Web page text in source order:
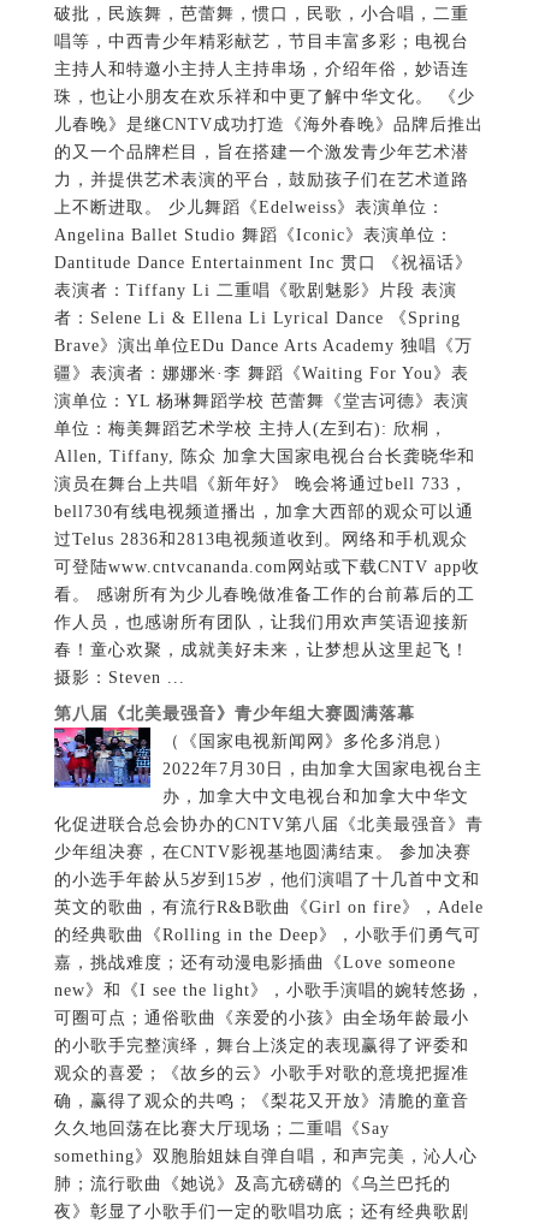
破批，民族舞，芭蕾舞，惯口，民歌，小合唱，二重
唱等，中西青少年精彩献艺，节目丰富多彩；电视台
主持人和特邀小主持人主持串场，介绍年俗，妙语连
珠，也让小朋友在欢乐祥和中更了解中华文化。 《少
儿春晚》是继CNTV成功打造《海外春晚》品牌后推出
的又一个品牌栏目，旨在搭建一个激发青少年艺术潜
力，并提供艺术表演的平台，鼓励孩子们在艺术道路
上不断进取。 少儿舞蹈《Edelweiss》表演单位：
Angelina Ballet Studio 舞蹈《Iconic》表演单位：
Dantitude Dance Entertainment Inc 贯口 《祝福话》
表演者：Tiffany Li 二重唱《歌剧魅影》片段 表演
者：Selene Li & Ellena Li Lyrical Dance 《Spring
Brave》演出单位EDu Dance Arts Academy 独唱《万
疆》表演者：娜娜米·李 舞蹈《Waiting For You》表
演单位：YL 杨琳舞蹈学校 芭蕾舞《堂吉诃德》表演
单位：梅美舞蹈艺术学校 主持人(左到右): 欣桐，
Allen, Tiffany, 陈众 加拿大国家电视台台长龚晓华和
演员在舞台上共唱《新年好》 晚会将通过bell 733，
bell730有线电视频道播出，加拿大西部的观众可以通
过Telus 2836和2813电视频道收到。网络和手机观众
可登陆www.cntvcananda.com网站或下载CNTV app收
看。 感谢所有为少儿春晚做准备工作的台前幕后的工
作人员，也感谢所有团队，让我们用欢声笑语迎接新
春！童心欢聚，成就美好未来，让梦想从这里起飞！
摄影：Steven ...
第八届《北美最强音》青少年组大赛圆满落幕
（《国家电视新闻网》多伦多消息）
2022年7月30日，由加拿大国家电视台主
办，加拿大中文电视台和加拿大中华文
化促进联合总会协办的CNTV第八届《北美最强音》青
少年组决赛，在CNTV影视基地圆满结束。 参加决赛
的小选手年龄从5岁到15岁，他们演唱了十几首中文和
英文的歌曲，有流行R&B歌曲《Girl on fire》，Adele
的经典歌曲《Rolling in the Deep》，小歌手们勇气可
嘉，挑战难度；还有动漫电影插曲《Love someone
new》和《I see the light》，小歌手演唱的婉转悠扬，
可圈可点；通俗歌曲《亲爱的小孩》由全场年龄最小
的小歌手完整演绎，舞台上淡定的表现赢得了评委和
观众的喜爱；《故乡的云》小歌手对歌的意境把握准
确，赢得了观众的共鸣；《梨花又开放》清脆的童音
久久地回荡在比赛大厅现场；二重唱《Say
something》双胞胎姐妹自弹自唱，和声完美，沁人心
肺；流行歌曲《她说》及高亢磅礴的《乌兰巴托的
夜》彰显了小歌手们一定的歌唱功底；还有经典歌剧